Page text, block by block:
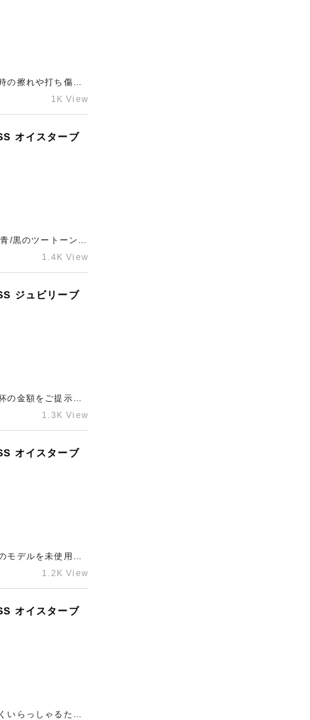
の擦れや打ち傷が
スがございました
1K View
オイスターブ
/黒のツートーンの
ブランド時計の査
1.4K View
ジュビリーブ
の金額をご提示さ
「ギャラリーレア
1.3K View
オイスターブ
モデルを未使用の
売却にお悩みの方
1.2K View
オイスターブ
いらっしゃるた